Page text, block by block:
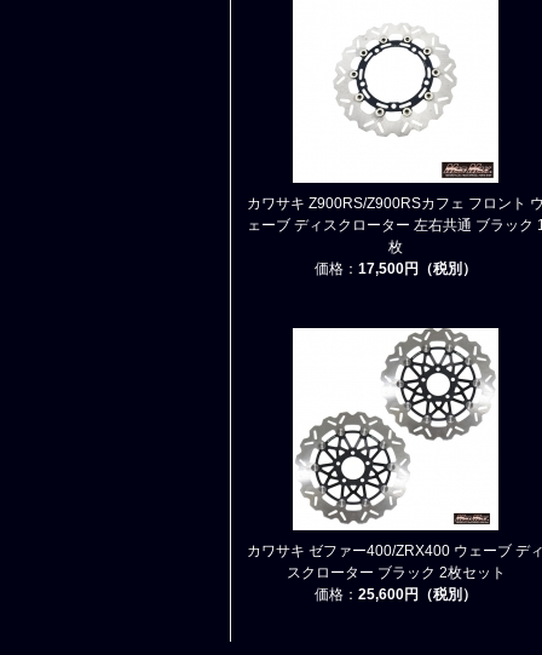
カワサキ Z900RS/Z900RSカフェ フロント
ェーブ ディスクローター 左右共通 ブラック
枚
価格： 17,500円（税別）
カワサキ ゼファー400/ZRX400 ウェーブ デ
スクローター ブラック 2枚セット
価格： 25,600円（税別）